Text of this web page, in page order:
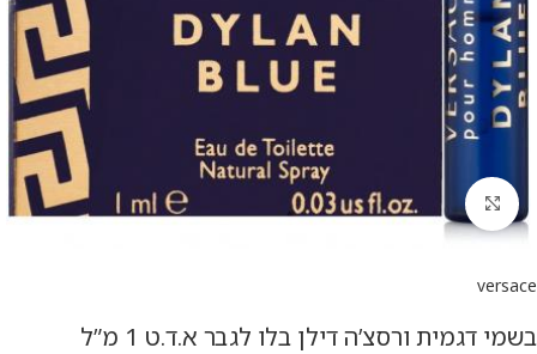
להגדלת התמונה
versace
בשמי דגמית ורסצ’ה דילן בלו לגבר א.ד.ט 1 מ”ל